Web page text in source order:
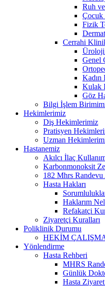
Ruh
Çocuk
Fizik
Cerrahi
Genel
Kadın
Kulak
Göz
Bilgi İşlem
Hekimlerimiz
Diş Hekimlerimiz
Pratisyen
Uzman
Hastanemiz
Akılcı İlaç
Karbonmonoksit
182 Mhrs Randevu
Hasta Hakları
Haklarım
Refakatçi
Ziyaretçi Kuralları
Poliklinik Durumu
HEKİM
Yönlendirme
Hasta Rehberi
MHRS
Günlük
Hasta